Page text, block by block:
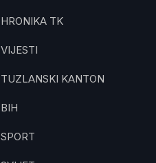
HRONIKA TK
VIJESTI
TUZLANSKI KANTON
BIH
SPORT